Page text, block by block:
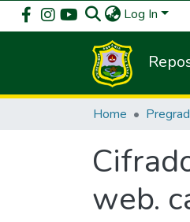
Log In
Home
web.